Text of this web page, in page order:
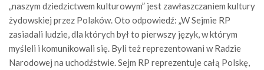
„naszym dziedzictwem kulturowym” jest zawłaszczaniem kultury
żydowskiej przez Polaków. Oto odpowiedź: „W Sejmie RP
zasiadali ludzie, dla których był to pierwszy język, w którym
myśleli i komunikowali się. Byli też reprezentowani w Radzie
Narodowej na uchodźstwie. Sejm RP reprezentuje całą Polskę,